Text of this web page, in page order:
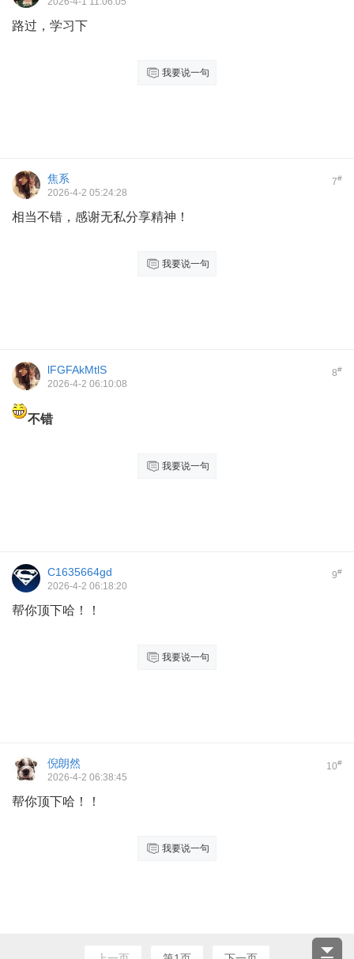
路过，学习下
我要说一句
7#
焦系
2026-4-2 05:24:28
相当不错，感谢无私分享精神！
我要说一句
8#
lFGFAkMtlS
2026-4-2 06:10:08
不错
我要说一句
9#
C1635664gd
2026-4-2 06:18:20
帮你顶下哈！！
我要说一句
10#
倪朗然
2026-4-2 06:38:45
帮你顶下哈！！
我要说一句